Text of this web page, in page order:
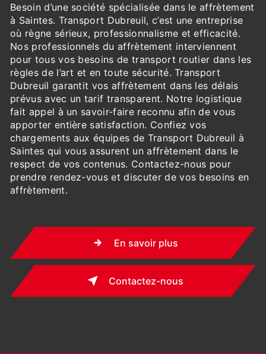
Besoin d’une société spécialisée dans le affrètement
à Saintes. Transport Dubreuil, c’est une entreprise
où règne sérieux, professionnalisme et efficacité.
Nos professionnels du affrètement interviennent
pour tous vos besoins de transport routier dans les
règles de l’art et en toute sécurité. Transport
Dubreuil garantit vos affrètement dans les délais
prévus avec un tarif transparent. Notre logistique
fait appel à un savoir-faire reconnu afin de vous
apporter entière satisfaction. Confiez vos
chargements aux équipes de Transport Dubreuil à
Saintes qui vous assurent un affrètement dans le
respect de vos contenus. Contactez-nous pour
prendre rendez-vous et discuter de vos besoins en
affrètement.
En savoir plus
Contactez-nous